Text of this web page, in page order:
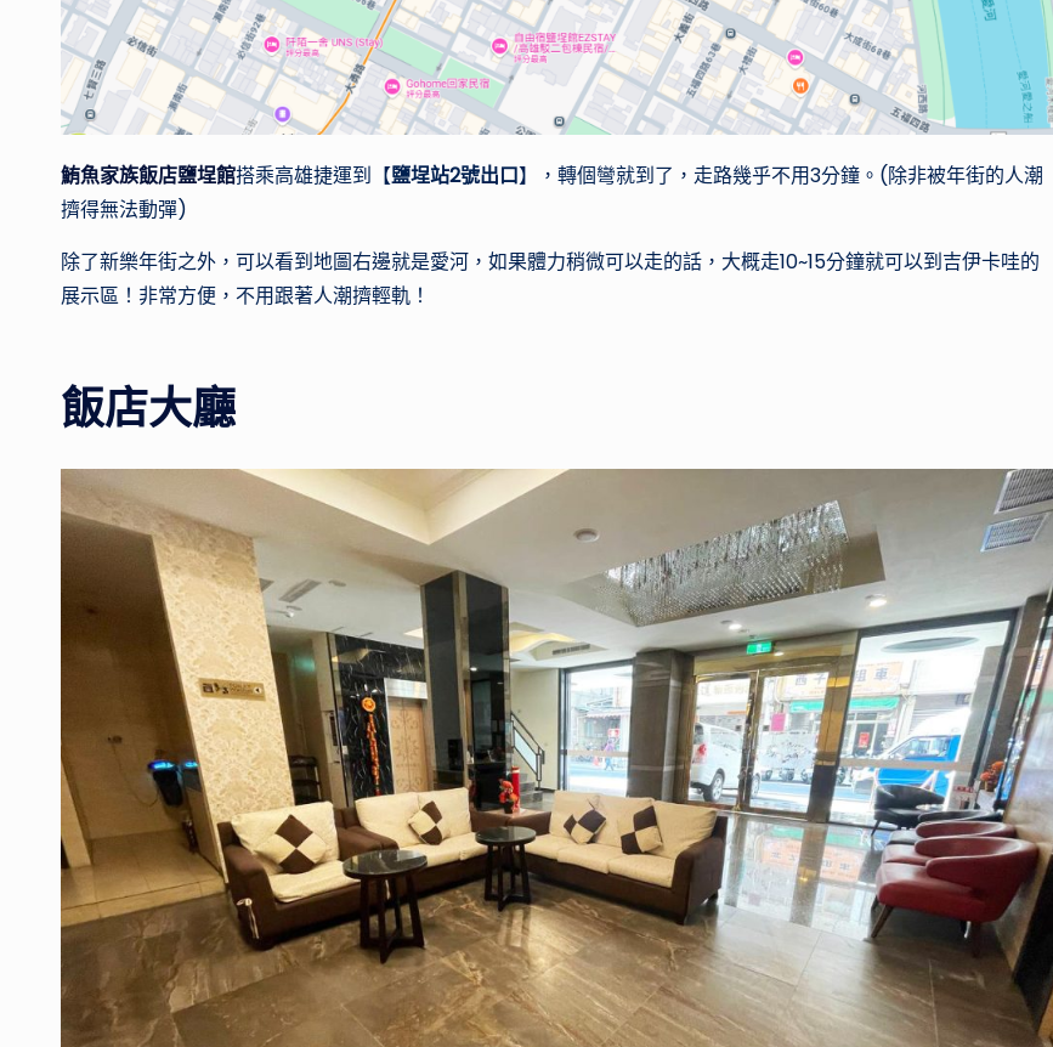
鮪魚家族飯店鹽埕館搭乘高雄捷運到【鹽埕站2號出口】，轉個彎就到了，走路幾乎不用3分鐘。(除非被年街的人潮
擠得無法動彈)
除了新樂年街之外，可以看到地圖右邊就是愛河，如果體力稍微可以走的話，大概走10~15分鐘就可以到吉伊卡哇的
展示區！非常方便，不用跟著人潮擠輕軌！
飯店大廳